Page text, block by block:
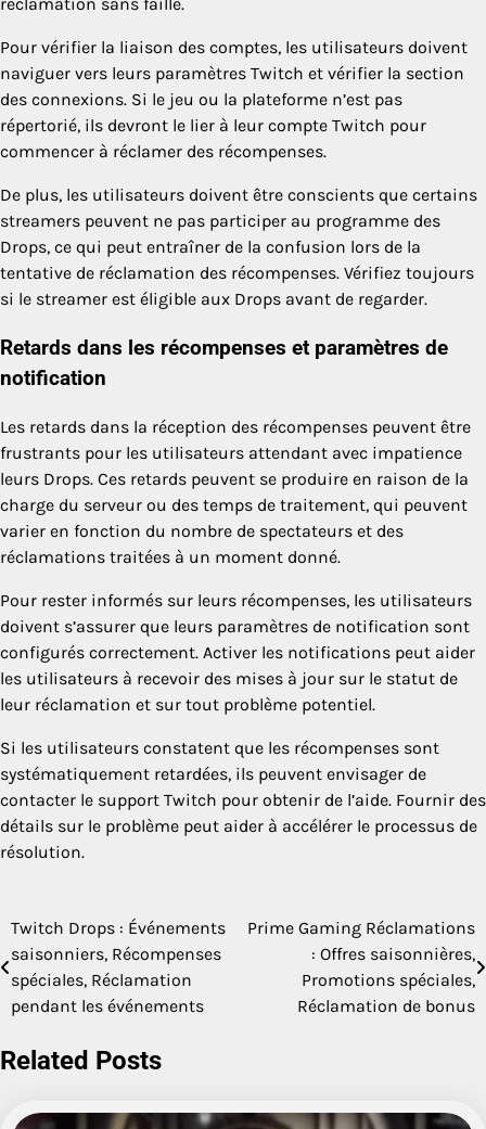
Pour vérifier la liaison des comptes, les utilisateurs doivent
naviguer vers leurs paramètres Twitch et vérifier la section
des connexions. Si le jeu ou la plateforme n’est pas
répertorié, ils devront le lier à leur compte Twitch pour
commencer à réclamer des récompenses.
De plus, les utilisateurs doivent être conscients que certains
streamers peuvent ne pas participer au programme des
Drops, ce qui peut entraîner de la confusion lors de la
tentative de réclamation des récompenses. Vérifiez toujours
si le streamer est éligible aux Drops avant de regarder.
Retards dans les récompenses et paramètres de
notification
Les retards dans la réception des récompenses peuvent être
frustrants pour les utilisateurs attendant avec impatience
leurs Drops. Ces retards peuvent se produire en raison de la
charge du serveur ou des temps de traitement, qui peuvent
varier en fonction du nombre de spectateurs et des
réclamations traitées à un moment donné.
Pour rester informés sur leurs récompenses, les utilisateurs
doivent s’assurer que leurs paramètres de notification sont
configurés correctement. Activer les notifications peut aider
les utilisateurs à recevoir des mises à jour sur le statut de
leur réclamation et sur tout problème potentiel.
Si les utilisateurs constatent que les récompenses sont
systématiquement retardées, ils peuvent envisager de
contacter le support Twitch pour obtenir de l’aide. Fournir des
détails sur le problème peut aider à accélérer le processus de
résolution.
Post
navigation
Twitch Drops : Événements
saisonniers, Récompenses
spéciales, Réclamation
pendant les événements
Prime Gaming Réclamations
: Offres saisonnières,
Promotions spéciales,
Réclamation de bonus
Related Posts